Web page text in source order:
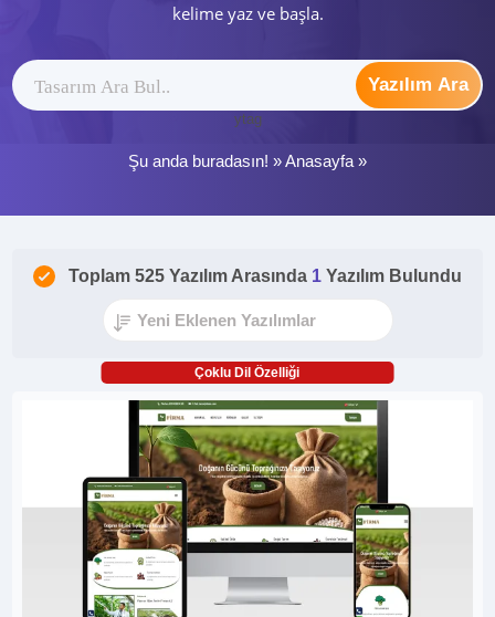
kelime yaz ve başla.
Yazılım Ara
ytag
Şu anda buradasın! »Anasayfa »
Toplam 525 Yazılım Arasında 1 Yazılım Bulundu
Çoklu Dil Özelliği